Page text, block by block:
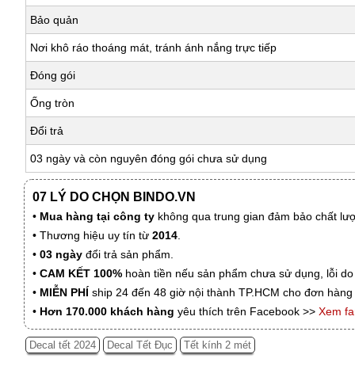
Bảo quản
Nơi khô ráo thoáng mát, tránh ánh nắng trực tiếp
Đóng gói
Ống tròn
Đổi trả
03 ngày và còn nguyên đóng gói chưa sử dụng
07 LÝ DO CHỌN BINDO.VN
• Mua hàng tại công ty không qua trung gian đảm bảo chất
• Thương hiệu uy tín từ 2014.
• 03 ngày đổi trả sản phẩm.
• CAM KẾT 100% hoàn tiền nếu sản phẩm chưa sử dụng, lỗi
• MIỄN PHÍ ship 24 đến 48 giờ nội thành TP.HCM cho đơn
• Hơn 170.000 khách hàng yêu thích trên Facebook >> Xem
Decal tết 2024 Decal Tết Đục Tết kính 2 mét